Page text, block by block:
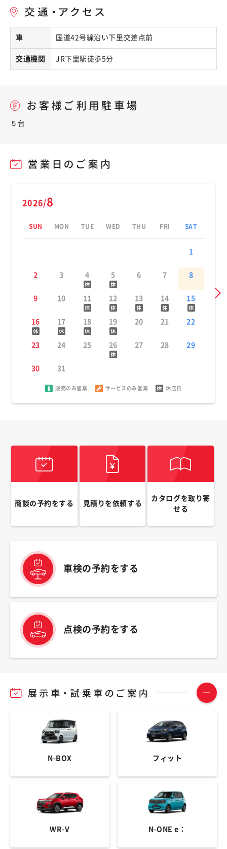
車 国道42号線沿い下里交差点前
交通機関 JR下里駅徒歩5分
５台
2026/8
SUN MON TUE WED THU FRI SAT
1
2 3 4 5 6 7 8
9 10 11 12 13 14 15
16 17 18 19 20 21 22
23 24 25 26 27 28 29
30 31
販売のみ営業 サービスのみ営業 休店日
商談の予約をする 見積りを依頼する
カタログを取り寄
せる
車検の予約をする
点検の予約をする
N-BOX フィット
WR-V N-ONE e：